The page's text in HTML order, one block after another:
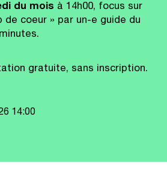
du mois à 14h00, focus sur
de coeur » par un-e guide du
gratuite, sans inscription.
14:00